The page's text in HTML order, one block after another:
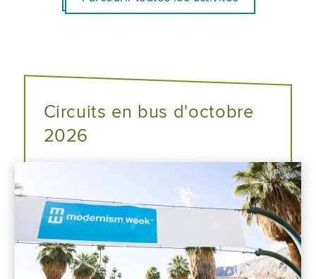
Circuits en bus d'octobre
2026